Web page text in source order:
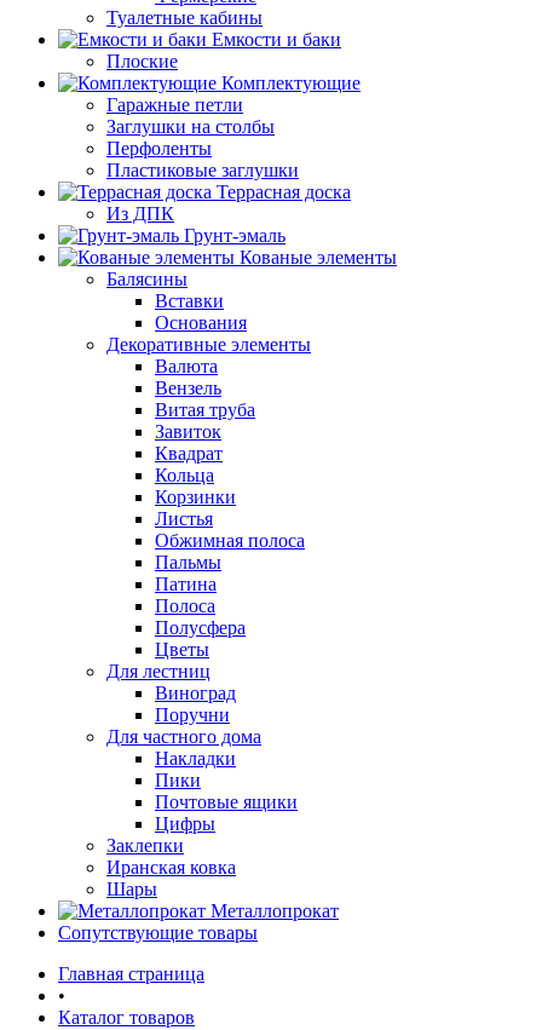
Туалетные кабины
Емкости и баки
Плоские
Комплектующие
Гаражные петли
Заглушки на столбы
Перфоленты
Пластиковые заглушки
Террасная доска
Из ДПК
Грунт-эмаль
Кованые элементы
Балясины
Вставки
Основания
Декоративные элементы
Валюта
Вензель
Витая труба
Завиток
Квадрат
Кольца
Корзинки
Листья
Обжимная полоса
Пальмы
Патина
Полоса
Полусфера
Цветы
Для лестниц
Виноград
Поручни
Для частного дома
Накладки
Пики
Почтовые ящики
Цифры
Заклепки
Иранская ковка
Шары
Металлопрокат
Сопутствующие товары
Главная страница
•
Каталог товаров